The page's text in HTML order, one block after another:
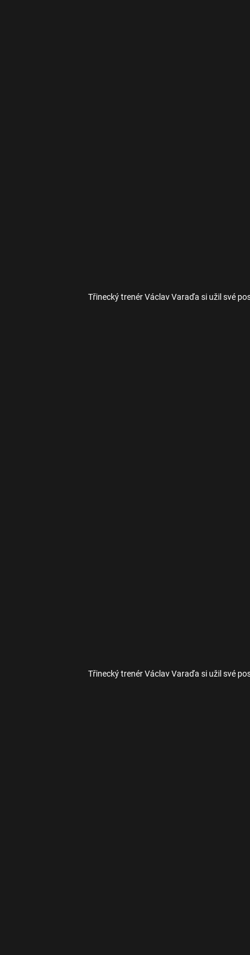
Třinecký trenér Václav Varaďa si užil své
Třinecký trenér Václav Varaďa si užil své